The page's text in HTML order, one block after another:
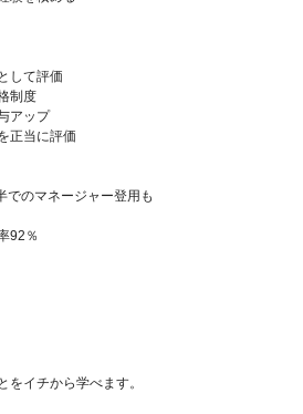
して評価
制度
アップ
正当に評価
のマネージャー登用も
92％
をイチから学べます。